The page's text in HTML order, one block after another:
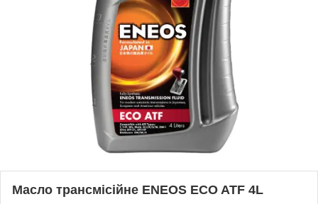
Масло трансмісійне ENEOS ECO ATF 4L